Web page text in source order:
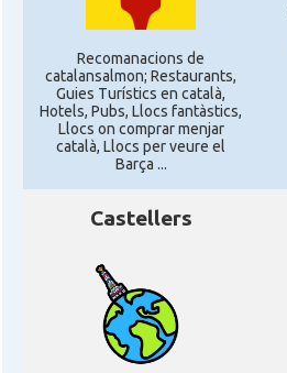
Recomanacions de
catalansalmon; Restaurants,
Guies Turístics en català,
Hotels, Pubs, Llocs fantàstics,
Llocs on comprar menjar
català, Llocs per veure el
Barça ...
Castellers